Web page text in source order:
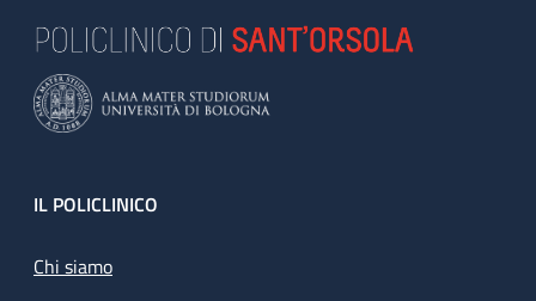
Footer
IL POLICLINICO
Chi siamo